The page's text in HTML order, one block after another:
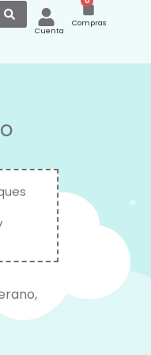
Cuenta
Compras
,